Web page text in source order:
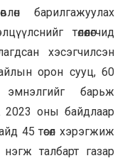
барилгажуулах
төлөөлөгчид
хэсэгчилсэн
айлын орон сууц, 60
барьж
2023 оны байдлаар
45 төсөл хэрэгжиж
талбарт газар